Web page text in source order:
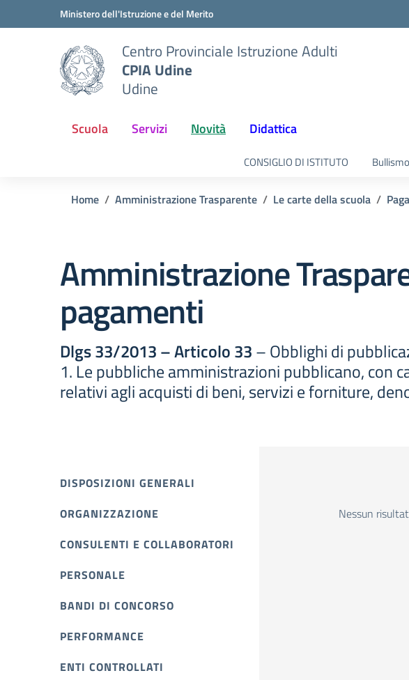
Vai ai contenuti
Vai al menu di navigazioneMinistero dell'Istruzione e del Merito
Centro Provinciale Istruzione Adulti
CPIA Udine
Udine
Scuola Servizi Novità Didattica
CONSIGLIO DI ISTITUTO
Home Amministrazione Trasparente Le carte della scuola
Amministrazione
pagamenti
Dlgs 33/2013 – Articolo 33– Obblighi di
1. Le pubbliche amministrazioni pubblicano, con
relativi agli acquisti di beni, servizi e forniture,
DISPOSIZIONI GENERALI
ORGANIZZAZIONE
CONSULENTI E COLLABORATORI
PERSONALE
BANDI DI CONCORSO
PERFORMANCE
ENTI CONTROLLATI
Nessun